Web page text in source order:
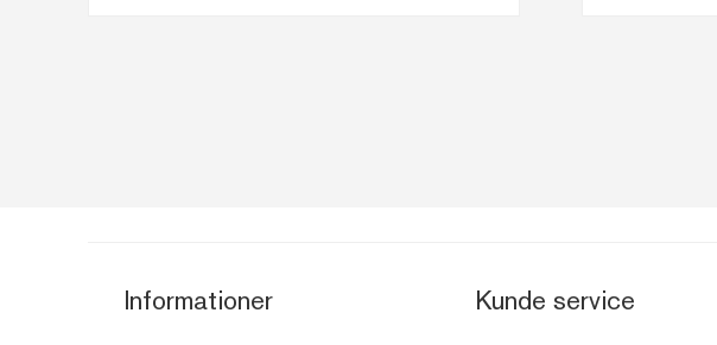
Informationer Kunde service